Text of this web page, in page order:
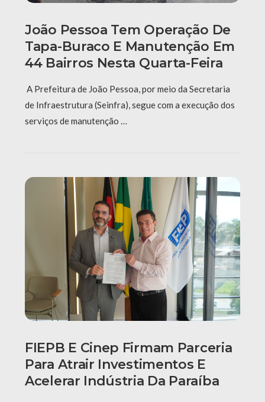
João Pessoa Tem Operação De
Tapa-Buraco E Manutenção Em
44 Bairros Nesta Quarta-Feira
A Prefeitura de João Pessoa, por meio da Secretaria
de Infraestrutura (Seinfra), segue com a execução dos
serviços de manutenção …
FIEPB E Cinep Firmam Parceria
Para Atrair Investimentos E
Acelerar Indústria Da Paraíba